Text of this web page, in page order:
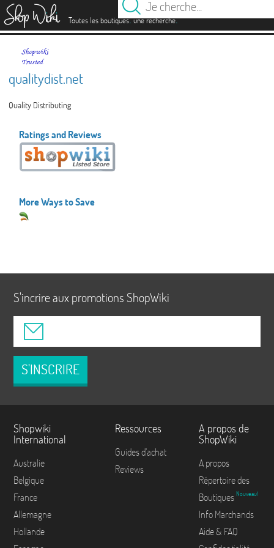
Toutes les boutiques.une recherche.
qualitydist.net
Quality Distributing
Ratings and Reviews
More Ways to Save
S'incrire aux promotions ShopWiki
S'INSCRIRE
Shopwiki
International
Australie
Belgique
France
Allemagne
Hollande
Ressources
Guides d'achat
Reviews
A propos de
ShopWiki
A propos
Répertoire des
Boutiques Nouveau!
Info Marchands
Aide & FAQ